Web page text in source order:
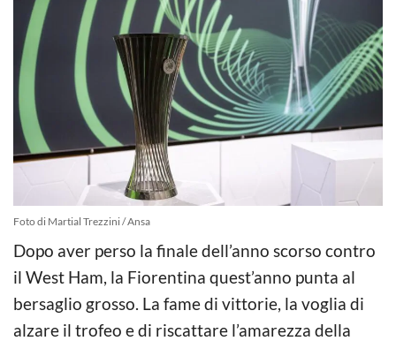
Foto di Martial Trezzini / Ansa
Dopo aver perso la finale dell’anno scorso contro
il West Ham, la Fiorentina quest’anno punta al
bersaglio grosso. La fame di vittorie, la voglia di
alzare il trofeo e di riscattare l’amarezza della